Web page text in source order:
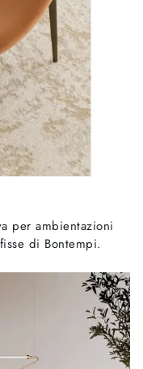
per ambientazioni
di Bontempi.